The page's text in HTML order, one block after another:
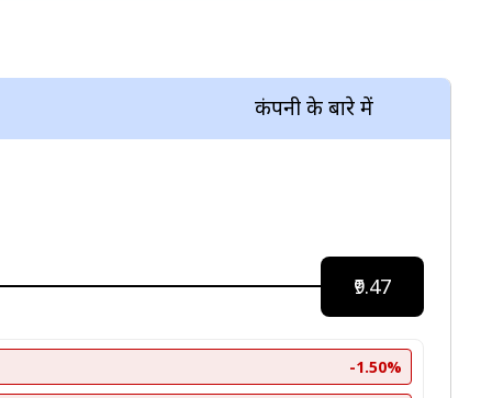
कंपनी के बारे में
₹9.47
-1.50%